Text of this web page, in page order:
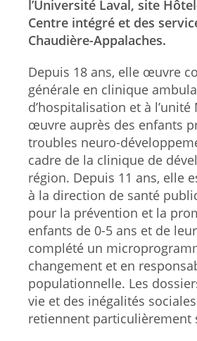
l’Université Laval, site
Centre intégré et des
Chaudière-Appalaches.
Depuis 18 ans, elle œuvre
générale en clinique
d’hospitalisation et à l’unité
œuvre auprès des enfants
troubles neuro-
cadre de la clinique de
région. Depuis 11 ans, elle
à la direction de santé
pour la prévention et la
enfants de 0-5 ans et de
complété un
changement et en
populationnelle. Les
vie et des inégalités
retiennent particulièrement